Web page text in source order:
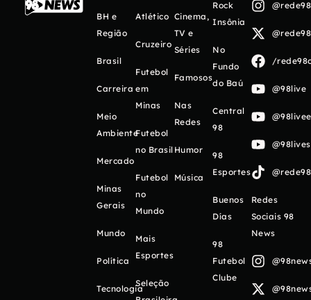
BH e
Região
Brasil
Carreira
Meio
Ambiente
Mercado
Minas
Gerais
Mundo
Política
Tecnologia
Atlético
Cruzeiro
Futebol
em
Minas
Futebol
no Brasil
Futebol
no
Mundo
Mais
Esportes
Seleção
Cinema,
TV e
Séries
Famosos
Nas
Redes
Humor
Música
Rock
Insônia
No
Fundo
do Baú
Central
98
98
Esportes
Buenos
Días
98
Futebol
Clube
/
@98live
Redes
Sociais 98
News